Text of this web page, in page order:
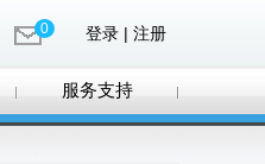
0 登录 | 注册
服务支持